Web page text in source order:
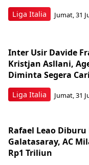
Liga Italia Jumat, 31
Liga Italia
Inter Usir Davide
Kristjan Asllani,
Diminta Segera
Jumat, 31
Rafael Leao
Galatasaray, AC
Rp1 Triliun